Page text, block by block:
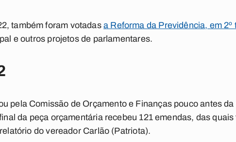
também foram votadasa Reforma da Previdência, em 2º
e outros projetos de parlamentares.
pela Comissão de Orçamento e Finanças pouco antes
da peça orçamentária recebeu 121 emendas, das
do vereador Carlão (Patriota).